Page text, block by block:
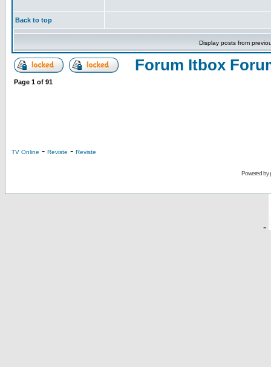
Back to top
Display posts from
Forum Itbox
Page 1 of 91
TV Online - Reviste - Reviste
Powered by
-